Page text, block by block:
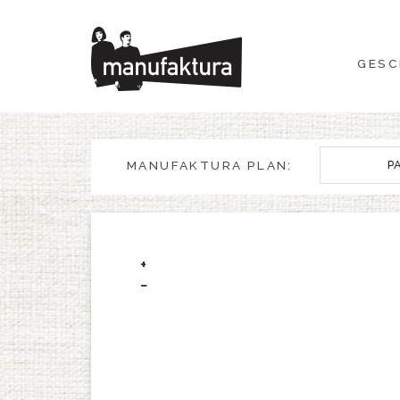
GESCHEHEN
EINKAUFEN
ANGEBOTE
UNTERHALTUNG
RESTAURANTS
PLAN
ÜBER UNS
MANUFAKTURA PLAN:
+
−